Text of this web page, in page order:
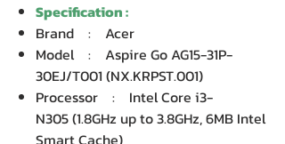
Specification :
Brand : Acer
Model : Aspire Go AG15-31P-
30EJ/T001 (NX.KRPST.001)
Processor : Intel Core i3-
N305 (1.8GHz up to 3.8GHz, 6MB Intel
Smart Cache)